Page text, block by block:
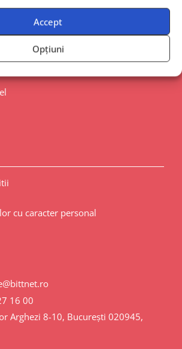
Accept
Opțiuni
cu caracter personal
16 00
Arghezi 8-10, București 020945,